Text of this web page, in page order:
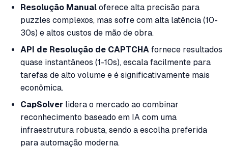
Resolução Manual oferece alta precisão para
puzzles complexos, mas sofre com alta latência (10-
30s) e altos custos de mão de obra.
API de Resolução de CAPTCHA fornece resultados
quase instantâneos (1-10s), escala facilmente para
tarefas de alto volume e é significativamente mais
econômica.
CapSolver lidera o mercado ao combinar
reconhecimento baseado em IA com uma
infraestrutura robusta, sendo a escolha preferida
para automação moderna.